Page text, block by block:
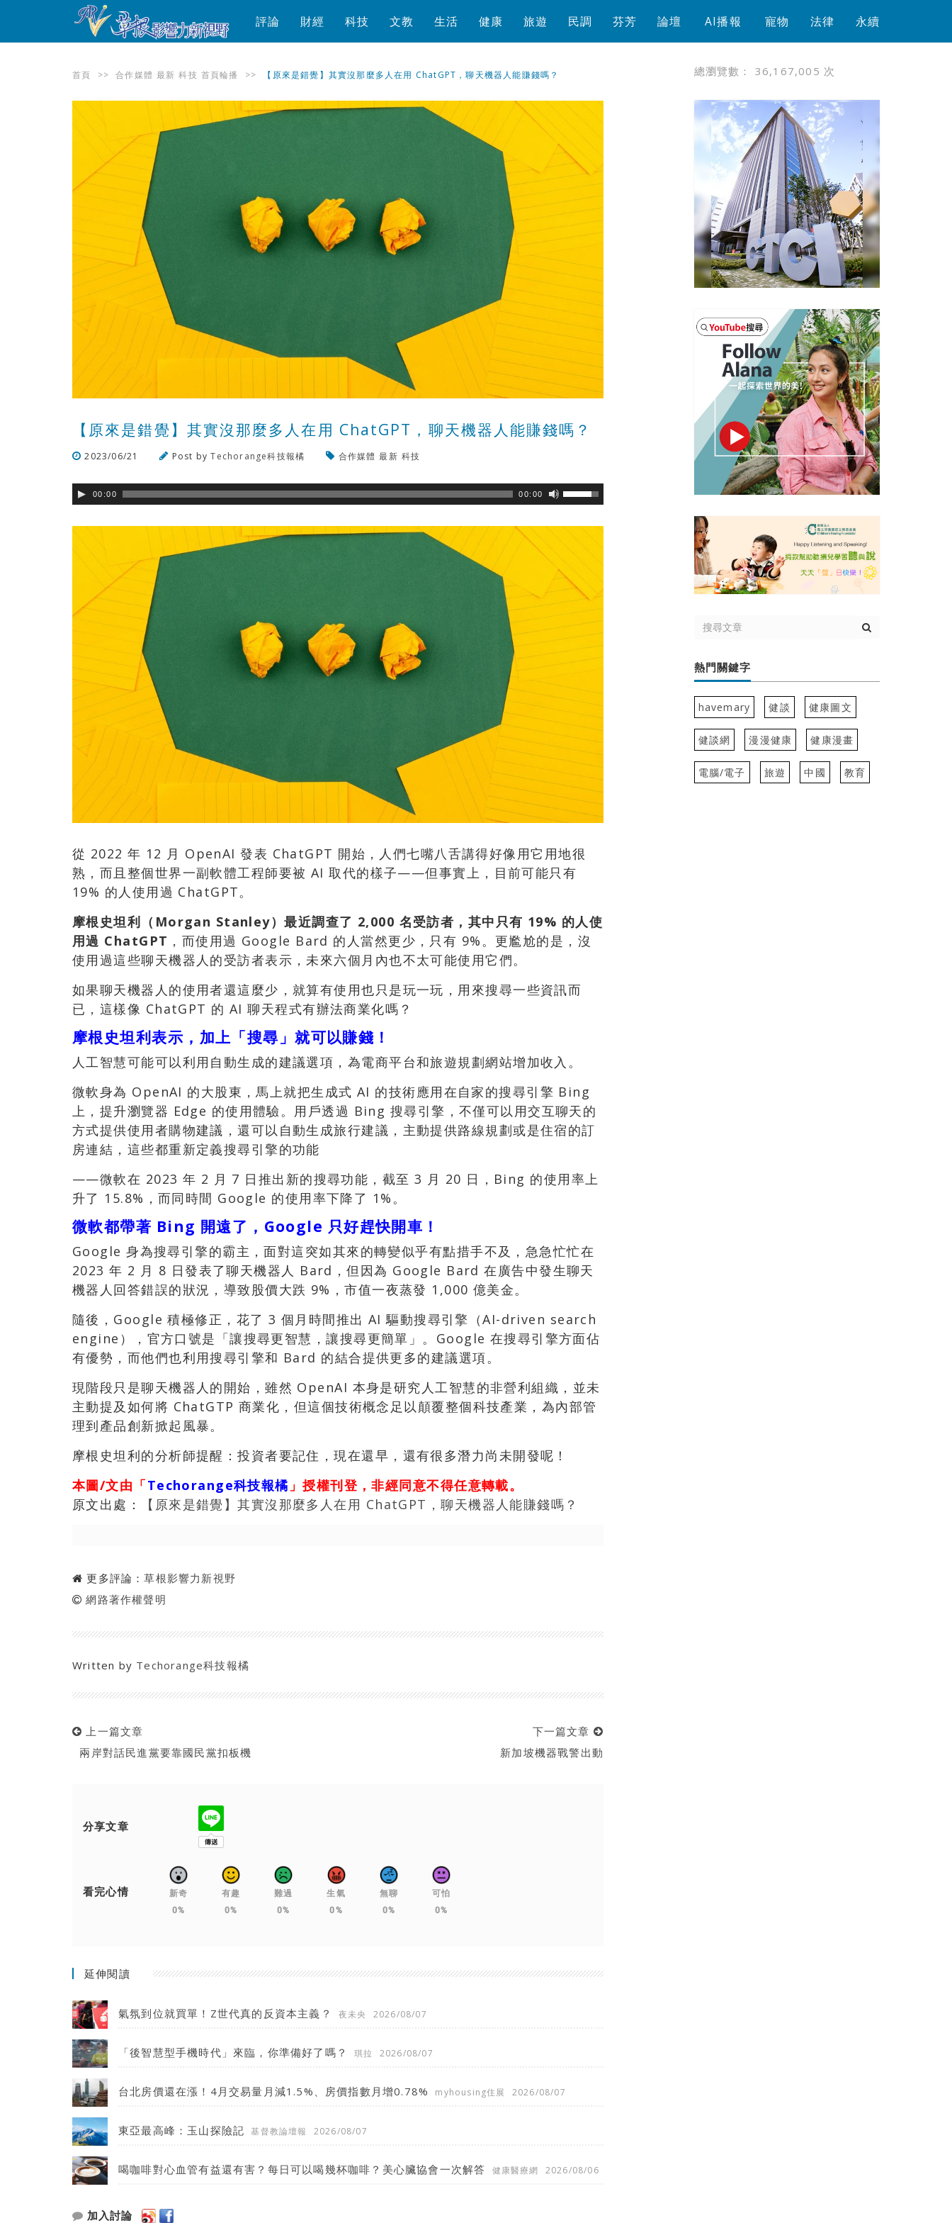
評論 財經 科技 文教 生活 健康 旅遊 民調 芬芳 論壇 AI播報 寵物 法律 永續
首頁 >> 合作媒體 最新 科技 首頁輪播 >> 【原來是錯覺】其實沒那麼多人在用 ChatGPT，聊天機器人能賺錢嗎？
【原來是錯覺】其實沒那麼多人在用 ChatGPT，聊天機器人能賺錢嗎？
2023/06/21 Post byTechorange科技報橘 合作媒體 最新 科技
00:00 00:00
從 2022 年 12 月 OpenAI 發表 ChatGPT 開始，人們七嘴八舌講得好像用它用地很
熟，而且整個世界一副軟體工程師要被 AI 取代的樣子——但事實上，目前可能只有
19% 的人使用過 ChatGPT。
摩根史坦利（Morgan Stanley）最近調查了 2,000 名受訪者，其中只有 19% 的人使
用過 ChatGPT ，而使用過 Google Bard 的人當然更少，只有 9%。更尷尬的是，沒
使用過這些聊天機器人的受訪者表示，未來六個月內也不太可能使用它們。
如果聊天機器人的使用者還這麼少，就算有使用也只是玩一玩，用來搜尋一些資訊而
已，這樣像 ChatGPT 的 AI 聊天程式有辦法商業化嗎？
摩根史坦利表示，加上「搜尋」就可以賺錢！
人工智慧可能可以利用自動生成的建議選項，為電商平台和旅遊規劃網站增加收入。
微軟身為 OpenAI 的大股東，馬上就把生成式 AI 的技術應用在自家的搜尋引擎 Bing
上，提升瀏覽器 Edge 的使用體驗。用戶透過 Bing 搜尋引擎，不僅可以用交互聊天的
方式提供使用者購物建議，還可以自動生成旅行建議，主動提供路線規劃或是住宿的訂
房連結，這些都重新定義搜尋引擎的功能
——微軟在 2023 年 2 月 7 日推出新的搜尋功能，截至 3 月 20 日，Bing 的使用率上
升了 15.8%，而同時間 Google 的使用率下降了 1%。
微軟都帶著 Bing 開遠了，Google 只好趕快開車！
Google 身為搜尋引擎的霸主，面對這突如其來的轉變似乎有點措手不及，急急忙忙在
2023 年 2 月 8 日發表了聊天機器人 Bard，但因為 Google Bard 在廣告中發生聊天
機器人回答錯誤的狀況，導致股價大跌 9%，市值一夜蒸發 1,000 億美金。
隨後，Google 積極修正，花了 3 個月時間推出 AI 驅動搜尋引擎（AI-driven search
engine），官方口號是「讓搜尋更智慧，讓搜尋更簡單」。Google 在搜尋引擎方面佔
有優勢，而他們也利用搜尋引擎和 Bard 的結合提供更多的建議選項。
現階段只是聊天機器人的開始，雖然 OpenAI 本身是研究人工智慧的非營利組織，並未
主動提及如何將 ChatGTP 商業化，但這個技術概念足以顛覆整個科技產業，為內部管
理到產品創新掀起風暴。
摩根史坦利的分析師提醒：投資者要記住，現在還早，還有很多潛力尚未開發呢！
本圖/文由「Techorange科技報橘 」授權刊登，非經同意不得任意轉載。
原文出處：
【原來是錯覺】其實沒那麼多人在用 ChatGPT，聊天機器人能賺錢嗎？
更多評論：草根影響力新視野
網路著作權聲明
Written by Techorange科技報橘
上一篇文章
兩岸對話民進黨要靠國民黨扣板機
下一篇文章
新加坡機器戰警出動
分享文章
看完心情
新奇
0%
有趣
0%
難過
0%
生氣
0%
無聊
0%
可怕
0%
延伸閱讀
氣氛到位就買單！Z世代真的反資本主義？ 夜未央 2026/08/07
「後智慧型手機時代」來臨，你準備好了嗎？ 琪拉 2026/08/07
台北房價還在漲！4月交易量月減1.5%、房價指數月增0.78% myhousing住展 2026/08/07
東亞最高峰：玉山探險記 基督教論壇報 2026/08/07
喝咖啡對心血管有益還有害？每日可以喝幾杯咖啡？美心臟協會一次解答 健康醫療網 2026/08/06
加入討論
總瀏覽數： 36,167,005 次
熱門關鍵字
havemary 健談 健康圖文
健談網 漫漫健康 健康漫畫
電腦/電子 旅遊 中國 教育